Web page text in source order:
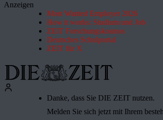
Anzeigen
Most Wanted Employer 2026
How it works: Studium und Job
ZEIT Forschungskosmos
Deutsches Schulportal
ZEIT für X
Danke, dass Sie DIE ZEIT nutzen.
Melden Sie sich jetzt mit Ihrem